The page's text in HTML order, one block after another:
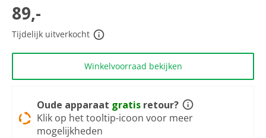
Dezelfde
paginalink.
89,-
Tijdelijk uitverkocht
Winkelvoorraad bekijken
Oude apparaat gratis retour?
Klik op het tooltip-icoon voor meer
mogelijkheden